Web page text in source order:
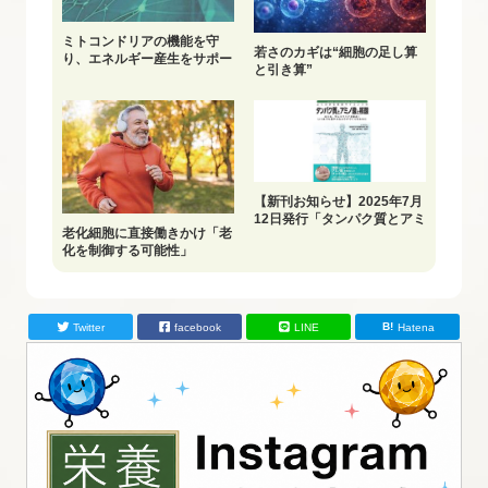
ミトコンドリアの機能を守
り、エネルギー産生をサポー
若さのカギは“細胞の足し算
と引き算”
老化細胞に直接働きかけ「老
化を制御する可能性」
【新刊お知らせ】2025年7月
12日発行「タンパク質とアミ
Twitter facebook LINE Hatena